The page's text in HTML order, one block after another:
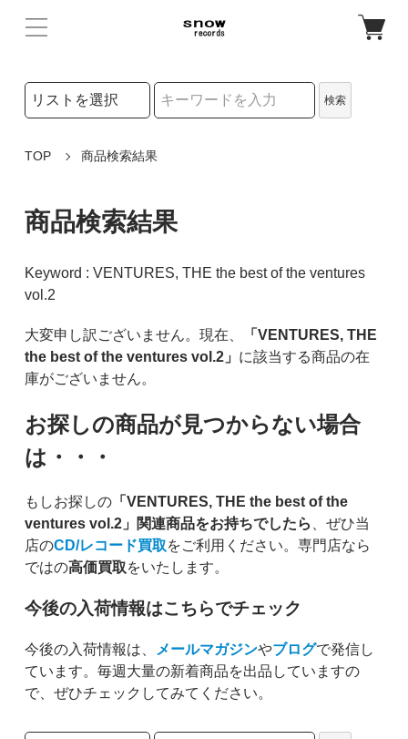
検索リストの選択
検索
TOP 商品検索結果
商品検索結果
Keyword : VENTURES, THE the best of the ventures
vol.2
大変申し訳ございません。現在、
「VENTURES, THE
the best of the ventures vol.2」 に該当する商品の在
庫がございません。
お探しの商品が見つからない場合
は・・・
もしお探しの「VENTURES, THE the best of the
ventures vol.2」関連商品をお持ちでしたら 、ぜひ当
店のCD/レコード買取をご利用ください。専門店なら
ではの高価買取をいたします。
今後の入荷情報はこちらでチェック
今後の入荷情報は、 メールマガジンやブログで発信し
ています。毎週大量の新着商品を出品していますの
で、ぜひチェックしてみてください。